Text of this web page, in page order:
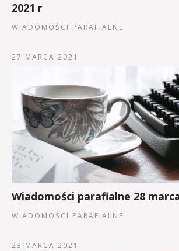
2021 r
WIADOMOŚCI PARAFIALNE
27 MARCA 2021
Wiadomości parafialne 28
WIADOMOŚCI PARAFIALNE
23 MARCA 2021